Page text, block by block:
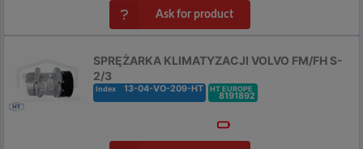
Ask for product
SPRĘŻARKA KLIMATYZACJI VOLVO FM/FH S-
2/3
Index 13-04-VO-209-HT HT EUROPE
8191892